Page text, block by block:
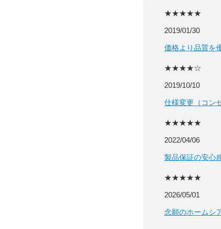
★★★★★
2019/01/30
価格より品質を
★★★★☆
2019/10/10
仕様変更（コン
★★★★★
2022/04/06
製品保証の安心
★★★★★
2026/05/01
念願のホームシ